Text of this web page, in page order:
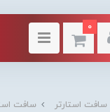
0
سافت استارتر
سافت